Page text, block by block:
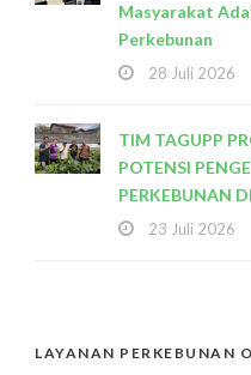
Masyarakat
Perkebunan
28 Juli 2026
TIM TAGUPP
POTENSI
PERKEBUNAN
23 Juli 2026
LAYANAN PERKEBUNAN